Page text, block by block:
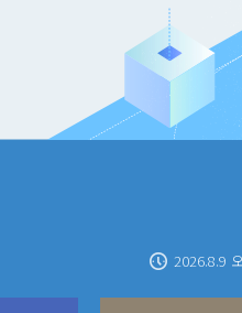
2026.8.9